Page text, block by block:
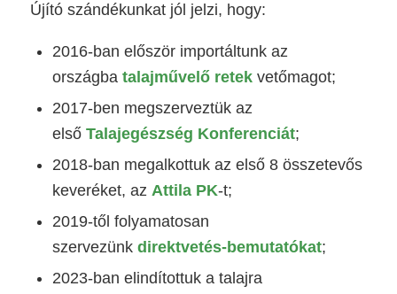
Újító szándékunkat jól jelzi, hogy:
2016-ban először importáltunk az
országba talajművelő retekvetőmagot;
2017-ben megszerveztük az
első Talajegészség Konferenciát;
2018-ban megalkottuk az első 8 összetevős
keveréket, az Attila PK-t;
2019-től folyamatosan
szervezünk direktvetés-bemutatókat;
2023-ban elindítottuk a talajra